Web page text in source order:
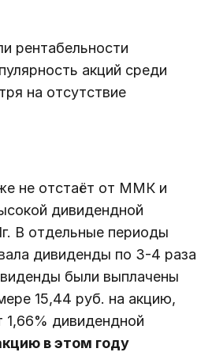
рентабельности
акций среди
на отсутствие
не отстаёт от ММК и
дивидендной
В отдельные периоды
дивиденды по 3-4 раза
были выплачены
15,44 руб. на акцию,
1,66% дивидендной
в этом году